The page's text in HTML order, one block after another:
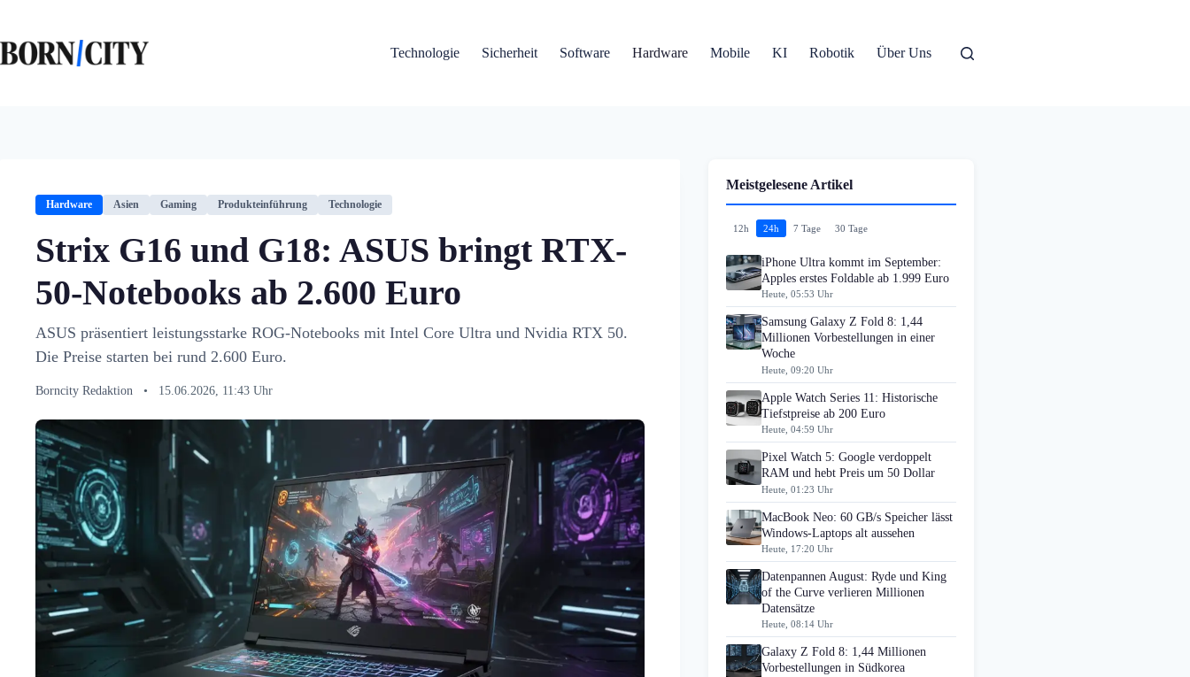
springen
Technologie
Sicherheit Software Hardware Mobile KI Robotik Über Uns
Hardware Asien Gaming Produkteinführung Technologie
Strix G16 und G18: ASUS bringt RTX-
50-Notebooks ab 2.600 Euro
ASUS präsentiert leistungsstarke ROG-Notebooks mit Intel Core Ultra und Nvidia RTX 50.
Die Preise starten bei rund 2.600 Euro.
Borncity Redaktion • 15.06.2026, 11:43 Uhr
Meistgelesene Artikel
12h 24h 7 Tage 30 Tage
iPhone Ultra kommt im September:
Apples erstes Foldable ab 1.999 Euro
Heute, 05:53 Uhr
Samsung Galaxy Z Fold 8: 1,44
Millionen Vorbestellungen in einer
Woche
Heute, 09:20 Uhr
Apple Watch Series 11: Historische
Tiefstpreise ab 200 Euro
Heute, 04:59 Uhr
Pixel Watch 5: Google verdoppelt
RAM und hebt Preis um 50 Dollar
Heute, 01:23 Uhr
MacBook Neo: 60 GB/s Speicher lässt
Windows-Laptops alt aussehen
Heute, 17:20 Uhr
Datenpannen August: Ryde und King
of the Curve verlieren Millionen
Datensätze
Heute, 08:14 Uhr
Galaxy Z Fold 8: 1,44 Millionen
Vorbestellungen in Südkorea